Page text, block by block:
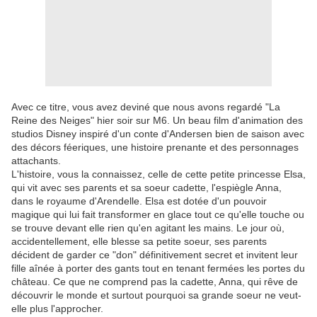
Avec ce titre, vous avez deviné que nous avons regardé "La
Reine des Neiges" hier soir sur M6. Un beau film d'animation des
studios Disney inspiré d'un conte d'Andersen bien de saison avec
des décors féeriques, une histoire prenante et des personnages
attachants.
L'histoire, vous la connaissez, celle de cette petite princesse Elsa,
qui vit avec ses parents et sa soeur cadette, l'espiègle Anna,
dans le royaume d'Arendelle. Elsa est dotée d'un pouvoir
magique qui lui fait transformer en glace tout ce qu'elle touche ou
se trouve devant elle rien qu'en agitant les mains. Le jour où,
accidentellement, elle blesse sa petite soeur, ses parents
décident de garder ce "don" définitivement secret et invitent leur
fille aînée à porter des gants tout en tenant fermées les portes du
château. Ce que ne comprend pas la cadette, Anna, qui rêve de
découvrir le monde et surtout pourquoi sa grande soeur ne veut-
elle plus l'approcher.